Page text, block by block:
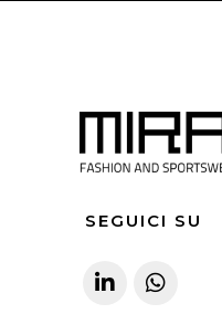
SEGUICI SU